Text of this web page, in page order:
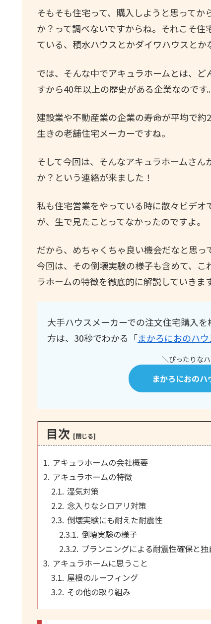
そもそも住宅って、購入しようと思って
か？って調べないですからね。それこそ
ている、積水ハウスとかダイワハウスとか
では、そんな中でアキュラホームとは、
すから40年以上の歴史がある企業なのです。
建設業や不動産業の企業の寿命が平均で
生きの老舗住宅メーカーですね。
そして今回は、そんなアキュラホームさ
か？という連絡が来ました！
私も住宅営業をやっている時に散々ビデ
が、生で見たことってなかったのですよ。
だから、めちゃくちゃ良い機会だなと思っ
今回は、その倒壊実験の様子も含めて、
ラホームの特徴を徹底的に解説していきます
大手ハウスメーカーでの注文住宅購入
方は、30秒でわかる「まかろにおのハ
＼ぴったりな
まかろにおの
目次
アキュラホームの会社概要
アキュラホームの特徴
湿気対策
念入りなシロアリ対策
倒壊実験にも耐えた耐震性
倒壊実験の様子
プランニングによる耐震性確保と独
アキュラホームに思うこと
屋根のルーフィング
その他の取り組み